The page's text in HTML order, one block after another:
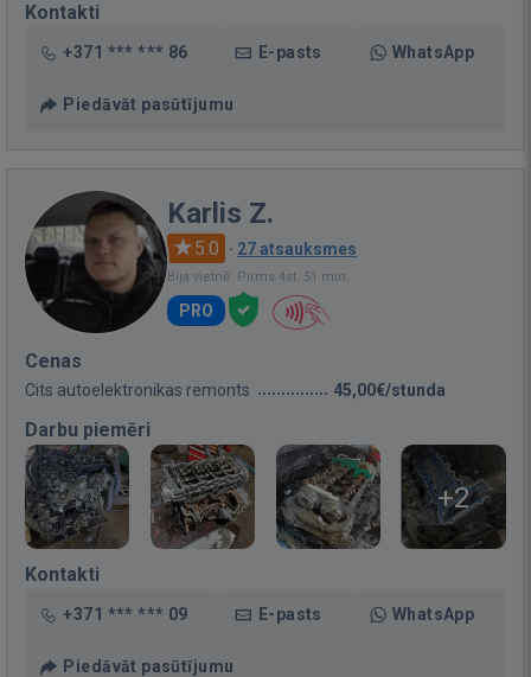
Kontakti
+371 *** *** 86 E-pasts WhatsApp
Piedāvāt pasūtījumu
Karlis Z.
5.0 · 27 atsauksmes
Bija vietnē: Pirms 4st. 51 min.
PRO
Cenas
Cits autoelektronikas remonts 45,00€/stunda
Darbu piemēri
+2
Kontakti
+371 *** *** 09 E-pasts WhatsApp
Piedāvāt pasūtījumu